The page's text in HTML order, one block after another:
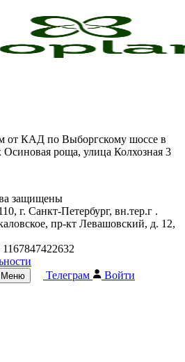
от КАД по Выборгскому шоссе в
Осиновая роща, улица Колхозная 3
защищены
г. Санкт-Петербург, вн.тер.г .
пр-кт Левашовский, д. 12,
Меню Телеграм Войти